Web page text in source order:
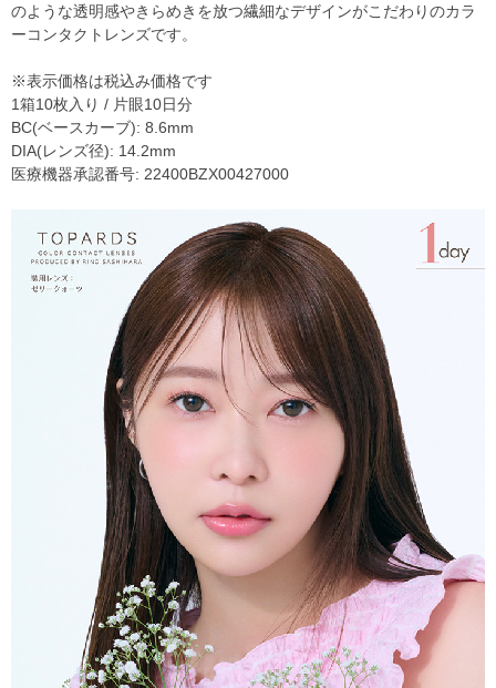
のような透明感やきらめきを放つ繊細なデザインがこだわりのカラ
ーコンタクトレンズです。
※表示価格は税込み価格です
1箱10枚入り / 片眼10日分
BC(ベースカーブ): 8.6mm
DIA(レンズ径): 14.2mm
医療機器承認番号: 22400BZX00427000